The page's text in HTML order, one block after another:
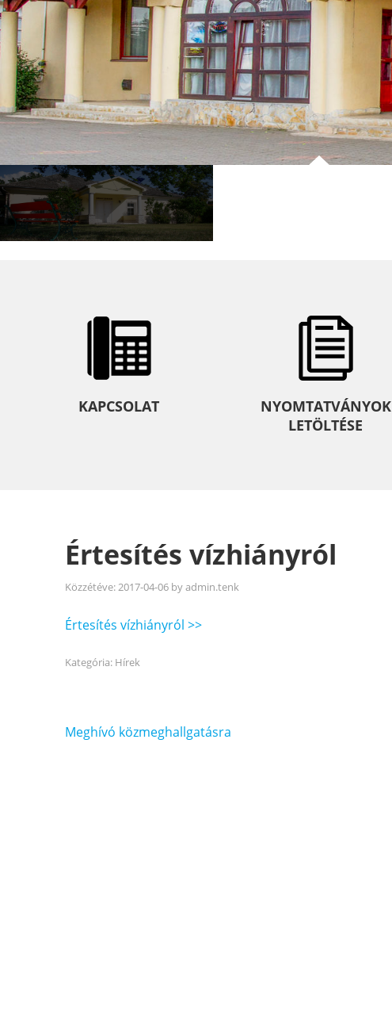
KAPCSOLAT
NYOMTATVÁNYOK
LETÖLTÉSE
Értesítés vízhiányról
Közzétéve:2017-04-06 byadmin.tenk
Értesítés vízhiányról >>
Kategória: Hírek
Bejegyzés
Meghívó közmeghallgatásra